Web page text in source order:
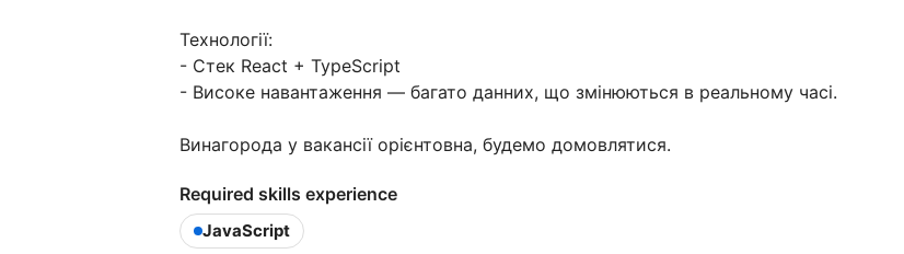
Технології:
- Стек React + TypeScript
- Високе навантаження — багато данних, що змінюються в реальному часі.
Винагорода у вакансії орієнтовна, будемо домовлятися.
Required skills experience
JavaScript